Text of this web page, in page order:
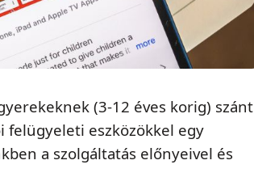
(3-12 éves korig) szánt
felügyeleti eszközökkel egy
a szolgáltatás előnyeivel és